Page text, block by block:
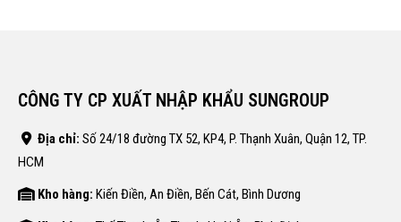
CÔNG TY CP XUẤT NHẬP KHẨU SUNGROUP
Địa chỉ: Số 24/18 đường TX 52, KP4, P. Thạnh Xuân, Quận 12, TP.
HCM
Kho hàng: Kiến Điền, An Điền, Bến Cát, Bình Dương